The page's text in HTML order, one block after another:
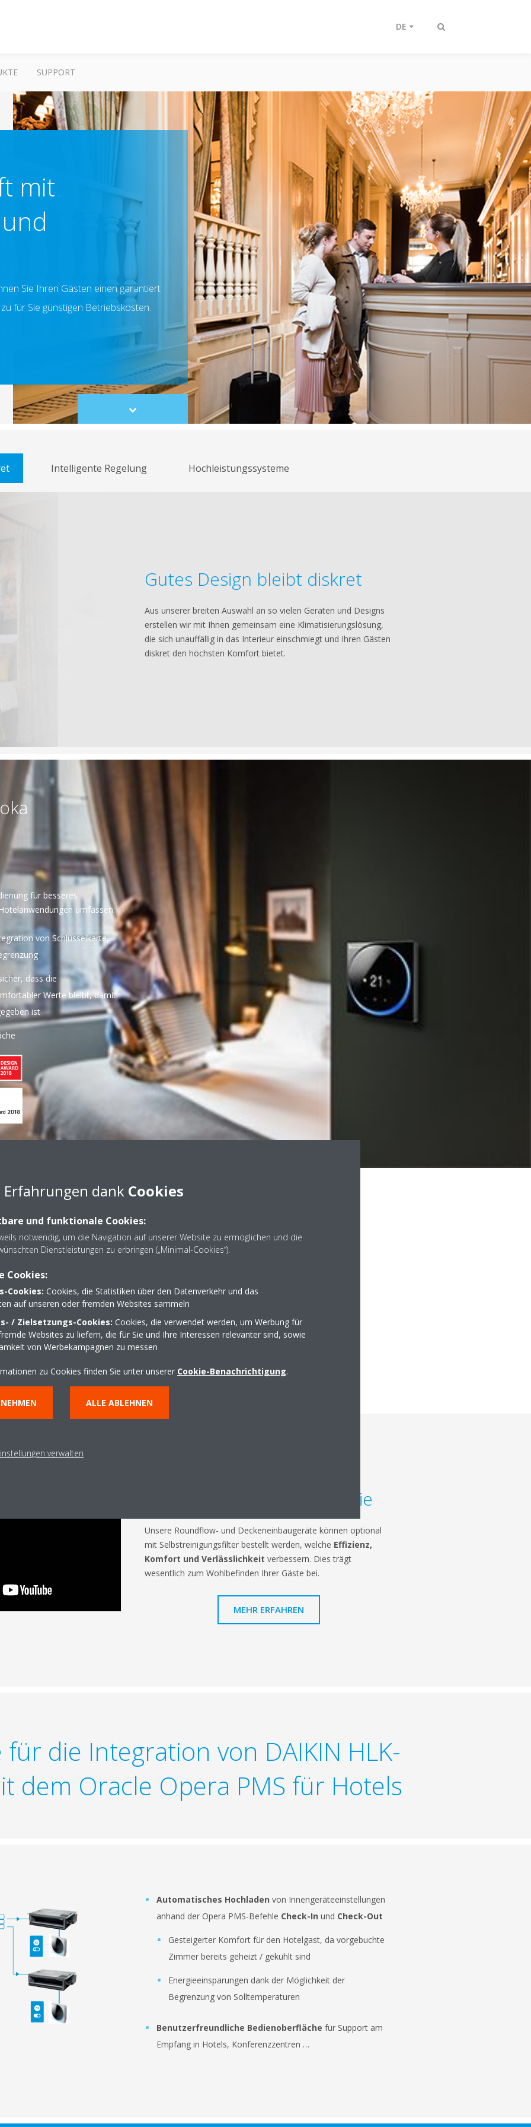
Suche
DE
SUPPORT
mit
Sie Ihren Gästen einen garantiert
für Sie günstigen Betriebskosten.
Scroll
to
Intelligente Regelung Hochleistungssysteme
Gutes Design bleibt diskret
Aus unserer breiten Auswahl an so vielen Geräten und Designs
erstellen wir mit Ihnen gemeinsam eine Klimatisierungslösung,
die sich unauffällig in das Interieur einschmiegt und Ihren Gästen
diskret den höchsten Komfort bietet.
für besseres
umfassen:
von Schlüsselkarte,
dass die
Werte bleibt, damit
ist
mit
Sie
Gäste zu
Ihre Gäste das Zimmer
öffnen oder schließen
Schlüsselkarten automatisch
die Klimaanlage bzw.
Selbstreinigungstechnologie
Unsere Roundflow- und Deckeneinbaugeräte können optional
mit Selbstreinigungsfilter bestellt werden, welche Effizienz,
Komfort und Verlässlichkeit verbessern. Dies trägt
wesentlich zum Wohlbefinden Ihrer Gäste bei.
MEHR ERFAHREN
die Integration von DAIKIN HLK-
dem Oracle Opera PMS für Hotels
Automatisches Hochladen von Innengeräteeinstellungen
anhand der Opera PMS-Befehle Check-In und Check-Out
Gesteigerter Komfort für den Hotelgast, da vorgebuchte
Zimmer bereits geheizt / gekühlt sind
Energieeinsparungen dank der Möglichkeit der
Begrenzung von Solltemperaturen
Benutzerfreundliche Bedienoberfläche für Support am
Empfang in Hotels, Konferenzzentren …
Erfahrungen dank Cookies
und funktionale Cookies:
notwendig, um die Navigation auf unserer Website zu ermöglichen und die
Dienstleistungen zu erbringen („Minimal-Cookies“).
Cookies:
Cookies: Cookies, die Statistiken über den Datenverkehr und das
auf unseren oder fremden Websites sammeln
/ Zielsetzungs-Cookies: Cookies, die verwendet werden, um Werbung für
Websites zu liefern, die für Sie und Ihre Interessen relevanter sind, sowie
von Werbekampagnen zu messen
zu Cookies finden Sie unter unserer Cookie-Benachrichtigung.
ALLE ABLEHNEN
verwalten